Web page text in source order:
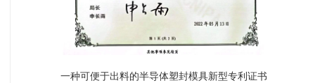
一种可便于出料的半导体塑封模具新型专利证书